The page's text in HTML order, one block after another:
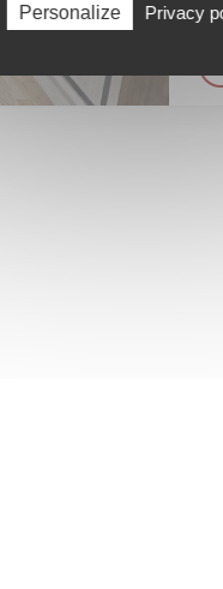
Personalize Privacy